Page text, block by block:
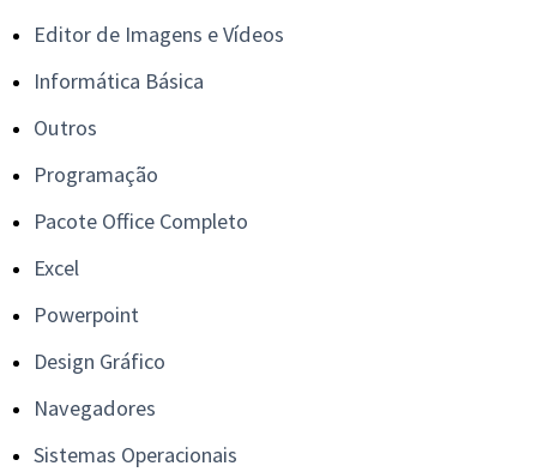
Editor de Imagens e Vídeos
Informática Básica
Outros
Programação
Pacote Office Completo
Excel
Powerpoint
Design Gráfico
Navegadores
Sistemas Operacionais